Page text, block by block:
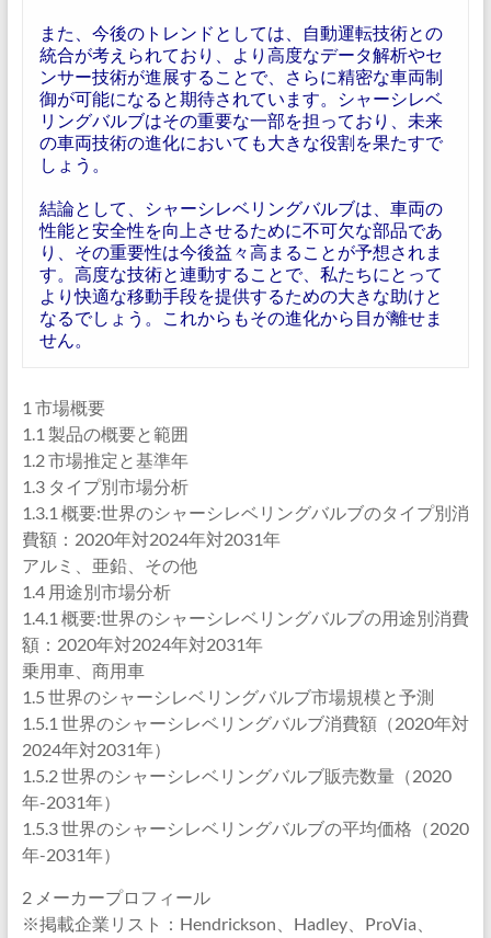
また、今後のトレンドとしては、自動運転技術との
統合が考えられており、より高度なデータ解析やセ
ンサー技術が進展することで、さらに精密な車両制
御が可能になると期待されています。シャーシレベ
リングバルブはその重要な一部を担っており、未来
の車両技術の進化においても大きな役割を果たすで
しょう。
結論として、シャーシレベリングバルブは、車両の
性能と安全性を向上させるために不可欠な部品であ
り、その重要性は今後益々高まることが予想されま
す。高度な技術と連動することで、私たちにとって
より快適な移動手段を提供するための大きな助けと
なるでしょう。これからもその進化から目が離せま
せん。
1 市場概要
1.1 製品の概要と範囲
1.2 市場推定と基準年
1.3 タイプ別市場分析
1.3.1 概要:世界のシャーシレベリングバルブのタイプ別消
費額：2020年対2024年対2031年
アルミ、亜鉛、その他
1.4 用途別市場分析
1.4.1 概要:世界のシャーシレベリングバルブの用途別消費
額：2020年対2024年対2031年
乗用車、商用車
1.5 世界のシャーシレベリングバルブ市場規模と予測
1.5.1 世界のシャーシレベリングバルブ消費額（2020年対
2024年対2031年）
1.5.2 世界のシャーシレベリングバルブ販売数量（2020
年-2031年）
1.5.3 世界のシャーシレベリングバルブの平均価格（2020
年-2031年）
2 メーカープロフィール
※掲載企業リスト：Hendrickson、Hadley、ProVia、